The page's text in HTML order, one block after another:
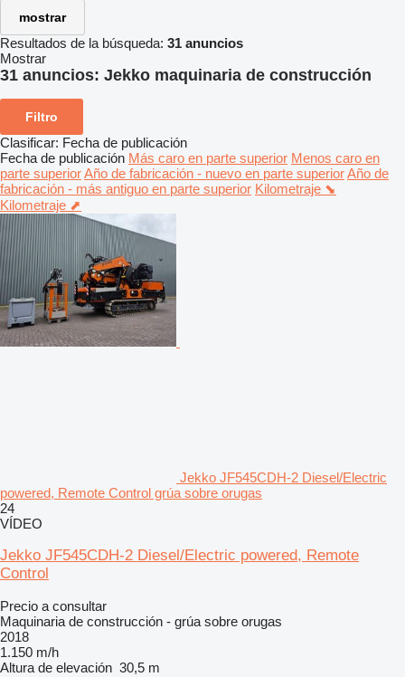
mostrar
Resultados de la búsqueda: 31 anuncios
Mostrar
31 anuncios: Jekko maquinaria de construcción
Filtro
Clasificar: Fecha de publicación
Fecha de publicación Más caro en parte superior Menos caro en
parte superiorAño de fabricación - nuevo en parte superiorAño de
fabricación - más antiguo en parte superior Kilometraje ⬊
Kilometraje ⬈
Jekko JF545CDH-2 Diesel/Electric
powered, Remote Control grúa sobre orugas
24
VÍDEO
Jekko JF545CDH-2 Diesel/Electric powered, Remote
Control
Precio a consultar
Maquinaria de construcción - grúa sobre orugas
2018
1.150 m/h
Altura de elevación 30,5 m